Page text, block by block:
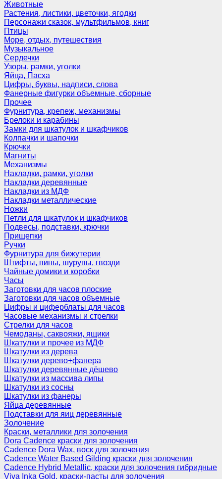
Животные
Растения, листики, цветочки, ягодки
Персонажи сказок, мультфильмов, книг
Птицы
Море, отдых, путешествия
Музыкальное
Сердечки
Узоры, рамки, уголки
Яйца, Пасха
Цифры, буквы, надписи, слова
Фанерные фигурки объемные, сборные
Прочее
Фурнитура, крепеж, механизмы
Брелоки и карабины
Замки для шкатулок и шкафчиков
Колпачки и шапочки
Крючки
Магниты
Механизмы
Накладки, рамки, уголки
Накладки деревянные
Накладки из МДФ
Накладки металлические
Ножки
Петли для шкатулок и шкафчиков
Подвесы, подставки, крючки
Прищепки
Ручки
Фурнитура для бижутерии
Штифты, пины, шурупы, гвозди
Чайные домики и коробки
Часы
Заготовки для часов плоские
Заготовки для часов объемные
Цифры и циферблаты для часов
Часовые механизмы и стрелки
Стрелки для часов
Чемоданы, саквояжи, ящики
Шкатулки и прочее из МДФ
Шкатулки из дерева
Шкатулки дерево+фанера
Шкатулки деревянные дёшево
Шкатулки из массива липы
Шкатулки из сосны
Шкатулки из фанеры
Яйца деревянные
Подставки для яиц деревянные
Золочение
Краски, металлики для золочения
Dora Cadence краски для золочения
Cadence Dora Wax, воск для золочения
Cadence Water Based Gilding краски для золочения
Cadence Hybrid Metallic, краски для золочения гибридные
Viva Inka Gold, краски-пасты для золочения